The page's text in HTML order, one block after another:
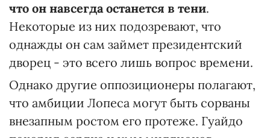
что он навсегда останется в тени.
Некоторые из них подозревают, что
однажды он сам займет президентский
дворец - это всего лишь вопрос времени.
Однако другие оппозиционеры полагают,
что амбиции Лопеса могут быть сорваны
внезапным ростом его протеже. Гуайдо